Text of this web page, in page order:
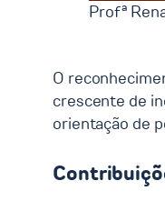
Profª
O
crescente de
orientação de